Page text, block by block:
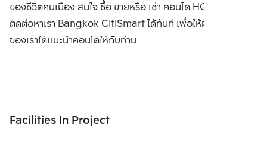
ของชีวิตคนเมือง สนใจ ซื้อ ขายหรือ เช่า คอนโด HQ by แสนสิริ
ติดต่อหาเรา Bangkok CitiSmart ได้ทันที เพื่อให้ผู้เชี่ยวชาญ
ของเราได้แนะนำคอนโดให้กับท่าน
Facilities In Project